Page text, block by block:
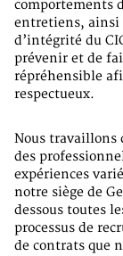
comportements
entretiens, ainsi
d’intégrité du
prévenir et de
répréhensible
respectueux.
Nous travaillons
des
expériences
notre siège de
dessous toutes
processus de
de contrats que